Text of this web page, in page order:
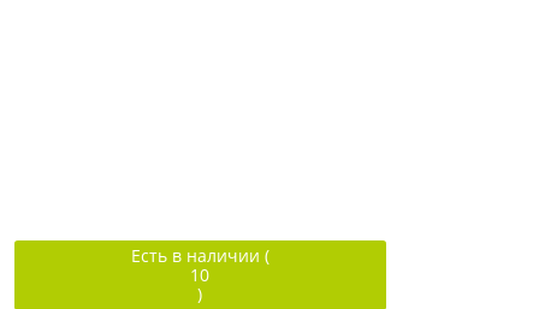
Есть в наличии (
10
)